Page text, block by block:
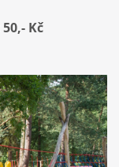
50,- Kč